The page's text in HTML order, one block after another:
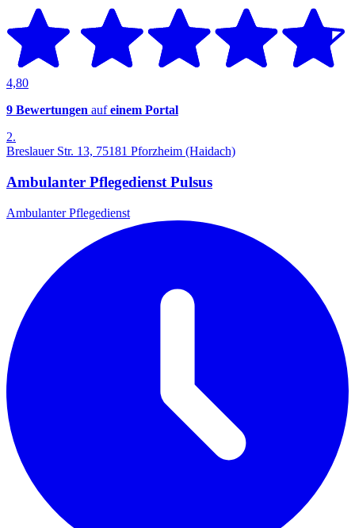
4,80
9 Bewertungen aufeinem Portal
2.
Breslauer Str. 13, 75181 Pforzheim (Haidach)
Ambulanter Pflegedienst Pulsus
Ambulanter Pflegedienst